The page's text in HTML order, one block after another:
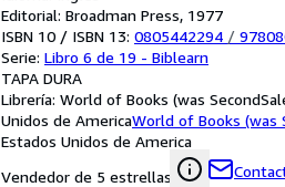
Editorial: Broadman Press, 1977
ISBN 10 / ISBN 13: 0805442294 /
Serie: Libro 6 de 19 - Biblearn
TAPA DURA
Librería: World of Books (was
Unidos de AmericaWorld of Books (was
Estados Unidos de America
Vendedor de 5 estrellas